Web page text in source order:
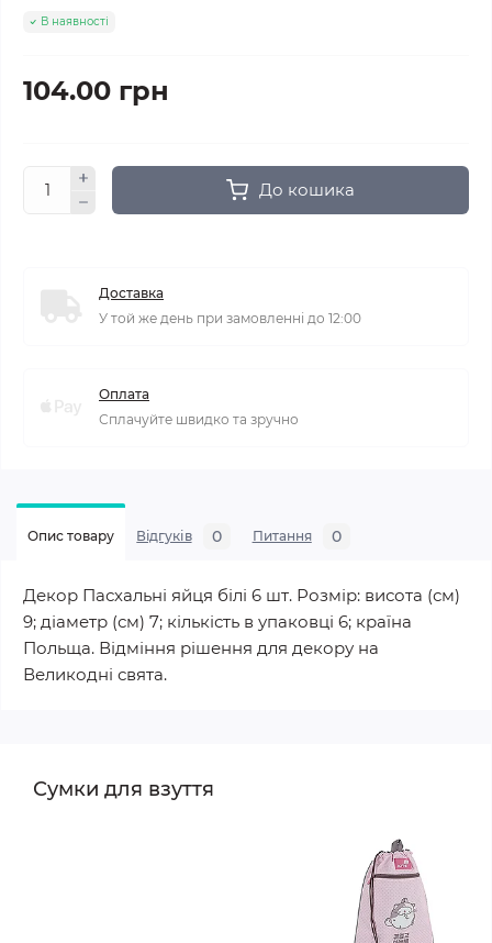
В наявності
104.00 грн
До кошика
Доставка
У той же день при замовленні до 12:00
Оплата
Сплачуйте швидко та зручно
Опис товару Відгуків 0 Питання 0
Декор Пасхальні яйця білі 6 шт. Розмір: висота (см)
9; діаметр (см) 7; кількість в упаковці 6; країна
Польща. Відміння рішення для декору на
Великодні свята.
Сумки для взуття